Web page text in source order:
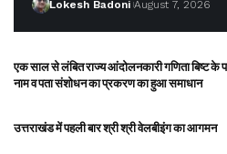
Lokesh Badoni August 7, 2026
एक साल से लंबित राज्य आंदोलनकारी गणिता बिष्ट के
नाम व पता संशोधन का प्रकरण का हुआ समाधान
उत्तराखंड में पहली बार श्री श्री वेलबीइंग का आगमन